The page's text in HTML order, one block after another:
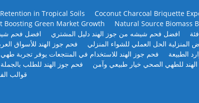
in Tropical Soils Coconut Charcoal Briquette
Boosting Green Market Growth
Natural Source Biomass
افضل فحم
افضل فحم شيشه من جوز الهند دليل المشتري
فحم جوز الهند للأسواق
المنزلية الحل العملي للشواء المنزلي
فحم جوز الهند للاستخدام في المنتجعات يوفر تجربة طهي
الطبيعة
فحم جوز الهند للطلب
للطهي الصحي خيار طبيعي وآمن
قوالب